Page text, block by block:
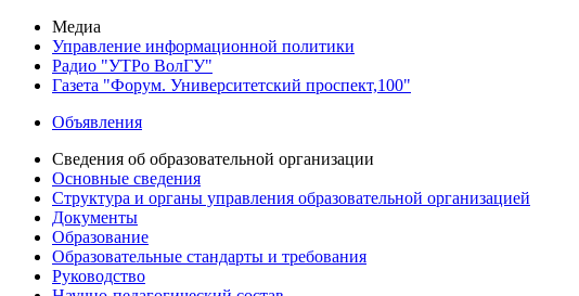
Медиа
Управление информационной политики
Радио "УТРо ВолГУ"
Газета "Форум. Университетский проспект,100"
Объявления
Сведения об образовательной организации
Основные сведения
Структура и органы управления образовательной организацией
Документы
Образование
Образовательные стандарты и требования
Руководство